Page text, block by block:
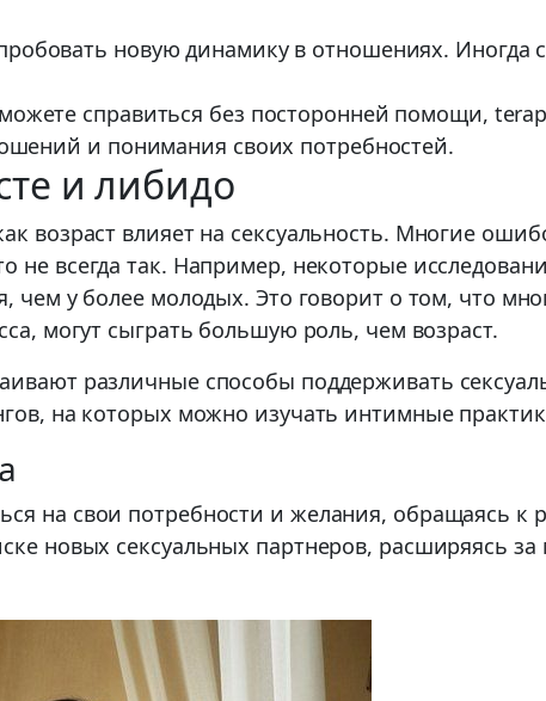
новую динамику в отношениях. Иногда
справиться без посторонней помощи,
и понимания своих потребностей.
и либидо
возраст влияет на сексуальность. Многие
не всегда так. Например, некоторые
у более молодых. Это говорит о том, что
могут сыграть большую роль, чем возраст.
различные способы поддерживать
на которых можно изучать интимные
на свои потребности и желания, обращаясь
новых сексуальных партнеров, расширяясь